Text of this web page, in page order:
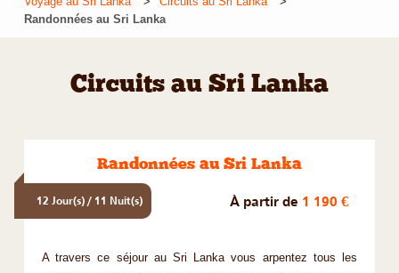
Randonnées au Sri Lanka
Circuits au Sri Lanka
Randonnées au Sri Lanka
12 Jour(s) / 11 Nuit(s) À partir de 1 190 €
A travers ce séjour au Sri Lanka vous arpentez tous les